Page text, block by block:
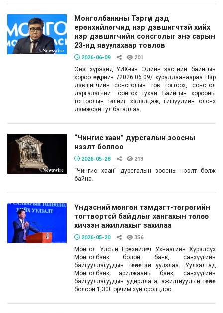
Монголбанкны Тэргүүн дэд
ерөнхийлөгчид нэр дэвшигчтэй хийх
нэр дэвшигчийн сонсголыг энэ сарын
23-нд явуулахаар товлов
2026-06-09 201
Энэ хүрээнд УИХ-ын Эдийн засгийн байнгын
хороо өнөөдрийн /2026.06.09/ хуралдаанаараа Нэр
дэвшигчийн сонсголын тов тогтоох, сонсгол
даргалагчийг сонгох тухай Байнгын хорооны
тогтоолын төслийг хэлэлцэж, гишүүдийн олонх
дэмжсэн тул баталлаа.
“Чингис хаан” дурсгалын зоосны
нээлт боллоо
2026-05-28 213
“Чингис хаан” дурсгалын зоосны нээлт болж
байна.
Үндэсний мөнгөн тэмдэгт-төгрөгийн
тогтвортой байдлыг хангахын төлөө
хичээн ажиллахыг захилаа
2026-05-20 356
Монгол Улсын Ерөнхийлөгч Ухнаагийн Хүрэлсүх
Монголбанк болон банк, санхүүгийн
байгууллагуудын төлөөлөлтэй уулзлаа. Уулзалтад
Монголбанк, арилжааны банк, санхүүгийн
байгууллагуудын удирдлага, ажилтнуудын төлөөлөл
болсон 1,300 орчим хүн оролцлоо.